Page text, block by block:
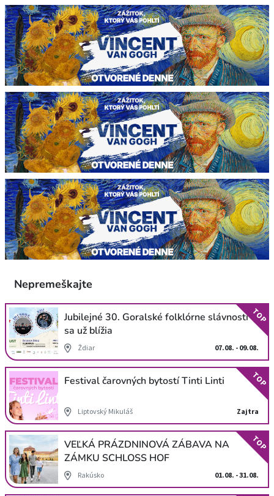
Nepremeškajte
Jubilejné 30. Goralské folklórne slávnosti
sa už blížia
Ždiar 07.08. - 09.08.
TOP
Festival čarovných bytostí Tinti Linti
Liptovský Mikuláš Zajtra
TOP
VEĽKÁ PRÁZDNINOVÁ ZÁBAVA NA
ZÁMKU SCHLOSS HOF
Rakúsko 01.08. - 31.08.
TOP